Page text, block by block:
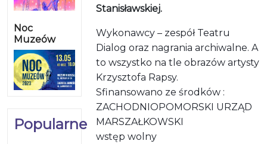
Noc
Muzeów
Popularne
Stanisławskiej.
Wykonawcy – zespół Teatru
Dialog oraz nagrania archiwalne. A
to wszystko na tle obrazów artysty
Krzysztofa Rapsy.
Sfinansowano ze środków :
ZACHODNIOPOMORSKI URZĄD
MARSZAŁKOWSKI
wstęp wolny